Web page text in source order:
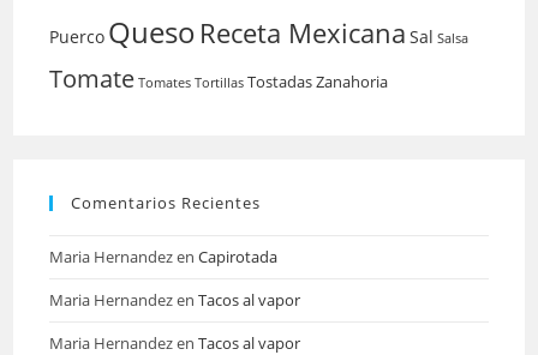
Puerco QuesoReceta Mexicana Sal Salsa
Tomate Tomates Tortillas TostadasZanahoria
Comentarios Recientes
Maria HernandezenCapirotada
Maria HernandezenTacos al vapor
Maria HernandezenTacos al vapor